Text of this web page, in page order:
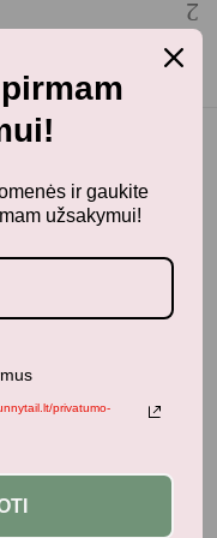
ir gaukite
užsakymui!
privatumo-